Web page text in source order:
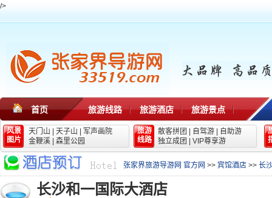
/>
首页 旅游线路 旅游酒店 旅游景点
风景
图片
天门山 天子山
军声画院
金鞭溪
森里公园
旅游
线路
散客拼团 自驾游
自助游
独立成团
VIP尊享游
张家界旅游导游网 官方网 >> 宾馆酒店 >> 长
长沙和一国际大酒店